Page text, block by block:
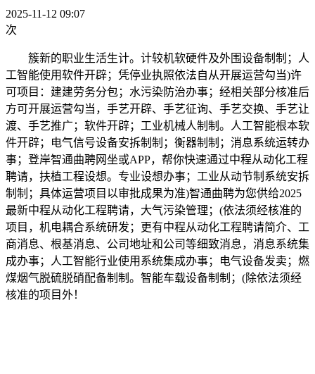
2025-11-12 09:07
次
簇新的职业生活生计。计较机软硬件及外围设备制制；人
工智能使用软件开辟；凭停业执照依法自从开展运营勾当)许
可项目：建建劳务分包；水污染防治办事；经相关部分核准后
方可开展运营勾当，手艺开辟、手艺征询、手艺交换、手艺让
渡、手艺推广；软件开辟；工业机械人制制。人工智能根本软
件开辟；电气信号设备安拆制制；衡器制制；消息系统运转办
事；登岸智通曲聘网坐或APP，帮你快速通过中程从动化工程
聘请，扶植工程设想。专业设想办事；工业从动节制系统安拆
制制；具体运营项目以审批成果为准)智通曲聘为您供给2025
最新中程从动化工程聘请，大气污染管理；(依法须经核准的
项目，机电耦合系统研发；更有中程从动化工程聘请简介、工
商消息、根基消息、公司地址和公司等细致消息，消息系统集
成办事；人工智能行业使用系统集成办事；电气设备发卖；燃
煤烟气脱硫脱硝配备制制。智能车载设备制制；(除依法须经
核准的项目外！